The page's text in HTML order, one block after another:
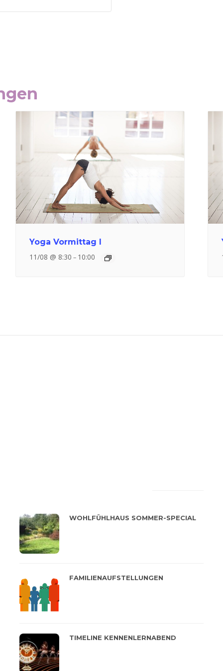
Yoga Vormittag I
11/08 @ 8:30 – 10:00
WOHLFÜHLHAUS SOMMER-SPECIAL
FAMILIENAUFSTELLUNGEN
TIMELINE KENNENLERNABEND